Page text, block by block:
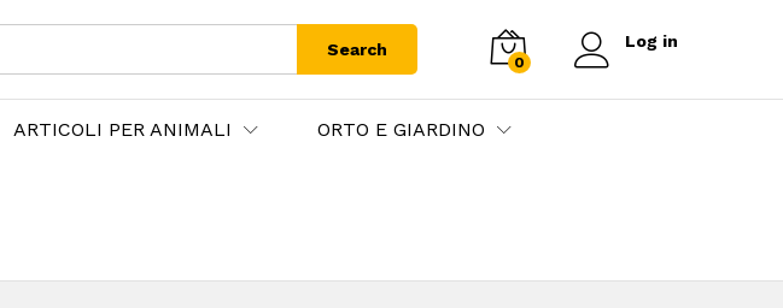
Search
0
Log in
ARTICOLI PER ANIMALI ORTO E GIARDINO